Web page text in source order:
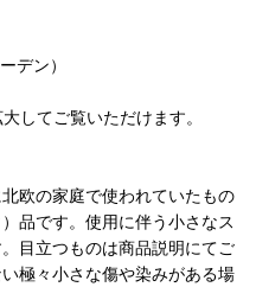
デン）
してご覧いただけます。
欧の家庭で使われていたもの
品です。使用に伴う小さなス
目立つものは商品説明にてご
極々小さな傷や染みがある場